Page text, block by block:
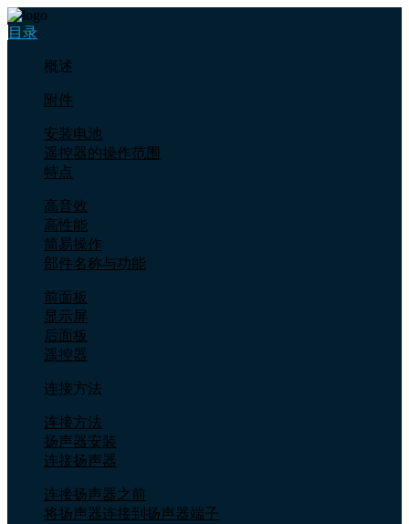
目录
概述
附件
安装电池
遥控器的操作范围
特点
高音效
高性能
简易操作
部件名称与功能
前面板
显示屏
后面板
遥控器
连接方法
连接方法
扬声器安装
连接扬声器
连接扬声器之前
将扬声器连接到扬声器端子